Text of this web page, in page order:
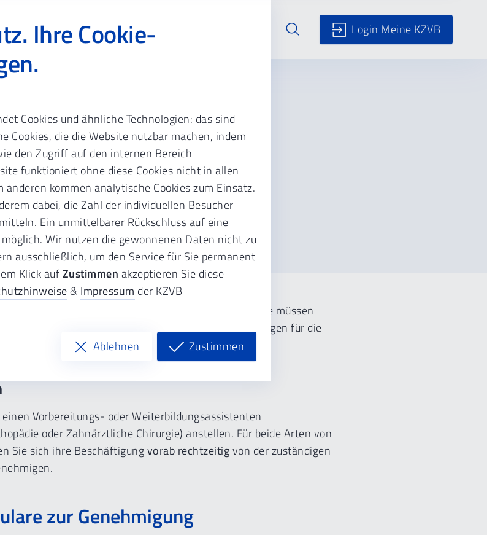
Login Meine KZVB
Ihre Cookie-
Cookies und ähnliche Technologien: das sind
Cookies, die die Website nutzbar machen, indem
den Zugriff auf den internen Bereich
funktioniert ohne diese Cookies nicht in allen
kommen analytische Cookies zum Einsatz.
dabei, die Zahl der individuellen Besucher
Ein unmittelbarer Rückschluss auf eine
Wir nutzen die gewonnenen Daten nicht zu
ausschließlich, um den Service für Sie permanent
Klick aufZustimmen akzeptieren Sie diese
& Impressum der KZVB
Ablehnen Zustimmen
beschäftigen.Nur mit
Folgen. So bereiten Sie die
sorgfältig vor.
, Entlastungs- oder Weiterbildungsassistent – alle müssen
werden. Wir erklären hier, wie Sie die Unterlagen für die
am besten vorbereiten.
Vorbereitungs- oder Weiterbildungsassistenten
oder Zahnärztliche Chirurgie) anstellen. Für beide Arten von
Sie sich ihre Beschäftigungvorab rechtzeitigvon der zuständigen
zur Genehmigung